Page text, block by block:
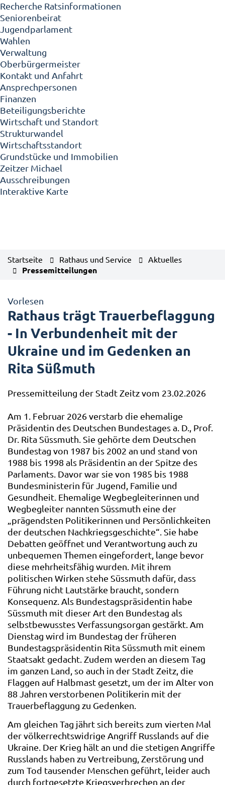
Recherche Ratsinformationen
Seniorenbeirat
Jugendparlament
Wahlen
Verwaltung
Oberbürgermeister
Kontakt und Anfahrt
Ansprechpersonen
Finanzen
Beteiligungsberichte
Wirtschaft und Standort
Strukturwandel
Wirtschaftsstandort
Grundstücke und Immobilien
Zeitzer Michael
Ausschreibungen
Interaktive Karte
Startseite Rathaus und Service Aktuelles
Pressemitteilungen
Vorlesen
Rathaus trägt Trauerbeflaggung
- In Verbundenheit mit der
Ukraine und im Gedenken an
Rita Süßmuth
Pressemitteilung der Stadt Zeitz vom 23.02.2026
Am 1. Februar 2026 verstarb die ehemalige
Präsidentin des Deutschen Bundestages a. D., Prof.
Dr. Rita Süssmuth. Sie gehörte dem Deutschen
Bundestag von 1987 bis 2002 an und stand von
1988 bis 1998 als Präsidentin an der Spitze des
Parlaments. Davor war sie von 1985 bis 1988
Bundesministerin für Jugend, Familie und
Gesundheit. Ehemalige Wegbegleiterinnen und
Wegbegleiter nannten Süssmuth eine der
„prägendsten Politikerinnen und Persönlichkeiten
der deutschen Nachkriegsgeschichte“. Sie habe
Debatten geöffnet und Verantwortung auch zu
unbequemen Themen eingefordert, lange bevor
diese mehrheitsfähig wurden. Mit ihrem
politischen Wirken stehe Süssmuth dafür, dass
Führung nicht Lautstärke braucht, sondern
Konsequenz. Als Bundestagspräsidentin habe
Süssmuth mit dieser Art den Bundestag als
selbstbewusstes Verfassungsorgan gestärkt. Am
Dienstag wird im Bundestag der früheren
Bundestagspräsidentin Rita Süssmuth mit einem
Staatsakt gedacht. Zudem werden an diesem Tag
im ganzen Land, so auch in der Stadt Zeitz, die
Flaggen auf Halbmast gesetzt, um der im Alter von
88 Jahren verstorbenen Politikerin mit der
Trauerbeflaggung zu Gedenken.
Am gleichen Tag jährt sich bereits zum vierten Mal
der völkerrechtswidrige Angriff Russlands auf die
Ukraine. Der Krieg hält an und die stetigen Angriffe
Russlands haben zu Vertreibung, Zerstörung und
zum Tod tausender Menschen geführt, leider auch
durch fortgesetzte Kriegsverbrechen an der